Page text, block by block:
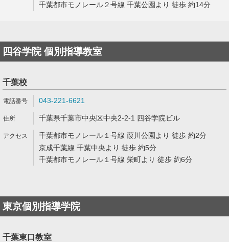
千葉都市モノレール２号線 千葉公園より 徒歩 約14分
四谷学院 個別指導教室
千葉校
043-221-6621
千葉県千葉市中央区中央2-2-1 四谷学院ビル
千葉都市モノレール１号線 葭川公園より 徒歩 約2分
京成千葉線 千葉中央より 徒歩 約5分
千葉都市モノレール１号線 栄町より 徒歩 約6分
東京個別指導学院
千葉東口教室